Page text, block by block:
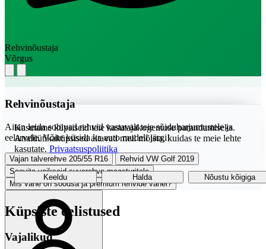
Rehvinõustaja
Võrgus
Rehvinõustaja
Aitan leida sobivad rehvid vastavalt teie sõiduharjumustele ja
eelarvele. Võite küsida ka auto mudeli järgi!
Vajan talverehve 205/55 R16
Rehvid VW Golf 2019
Soovita vaikseid suverehve maasturitele
Mis vahe on soodsa ja premium rehvide vahel?
Kasutame küpsiseid teie kasutajakogemuse parandamiseks.
Analüütikaküpsised aitavad meil mõista, kuidas te meie lehte
kasutate. Privaatsuspoliitika
Keeldu Halda Nõustu kõigiga
Küpsiste eelistused
Vajalikud